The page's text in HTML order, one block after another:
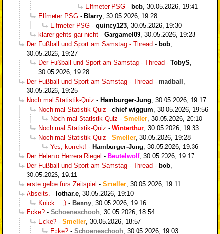
Elfmeter PSG - bob 30.05.2026, 19:41
Elfmeter PSG - Blarry 30.05.2026, 19:28
Elfmeter PSG - quincy123 30.05.2026, 19:30
klarer gehts gar nicht - Gargamel09 30.05.2026, 19:28
Der Fußball und Sport am Samstag - Thread - bob
30.05.2026, 19:27
Der Fußball und Sport am Samstag - Thread - TobyS
30.05.2026, 19:28
Der Fußball und Sport am Samstag - Thread - madball
30.05.2026, 19:25
Noch mal Statistik-Quiz - Hamburger-Jung 30.05.2026, 19:17
Noch mal Statistik-Quiz - chief wiggum 30.05.2026, 19:56
Noch mal Statistik-Quiz - Smeller 30.05.2026, 20:10
Noch mal Statistik-Quiz - Winterthur 30.05.2026, 19:33
Noch mal Statistik-Quiz - Smeller 30.05.2026, 19:28
Yes, korrekt! - Hamburger-Jung 30.05.2026, 19:36
Der Helenio Herrera Riegel - Beutelwolf, 30.05.2026, 19:17
Der Fußball und Sport am Samstag - Thread - bob
30.05.2026, 19:11
erste gelbe fürs Zeitspiel - Smeller 30.05.2026, 19:11
Abseits. - lothar.e 30.05.2026, 19:10
Knick... ;) - Benny 30.05.2026, 19:16
Ecke? - Schoeneschooh 30.05.2026, 18:54
Ecke? - Smeller 30.05.2026, 18:57
Ecke? - Schoeneschooh 30.05.2026, 19:03